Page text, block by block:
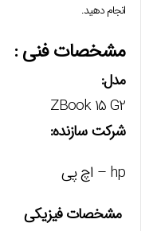
انجام دهید.
مشخصات فنی :
مدل:
ZBook 15 G2
شرکت سازنده:
hp – اچ پی
مشخصات فیزیکی